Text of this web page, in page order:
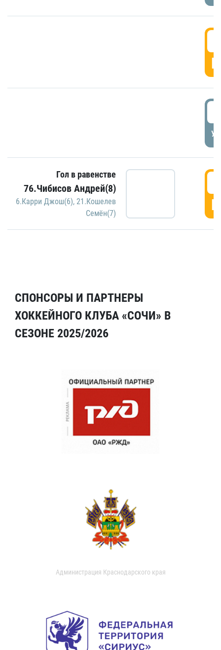
Гол в равенстве
76.Чибисов Андрей(8)
6.Карри Джош(6), 21.Кошелев
Семён(7)
СПОНСОРЫ И ПАРТНЕРЫ
ХОККЕЙНОГО КЛУБА «СОЧИ» В
СЕЗОНЕ 2025/2026
Администрация Краснодарского края